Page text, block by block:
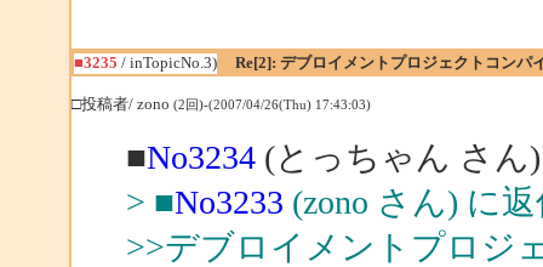
■3235 / inTopicNo.3) Re[2]: デブロイメントプロジェクトコンパ
□投稿者/ zono (2回)-(2007/04/26(Thu) 17:43:03)
■No3234(とっちゃん さん
> ■No3233 (zono さん) に
>>デブロイメントプロジ